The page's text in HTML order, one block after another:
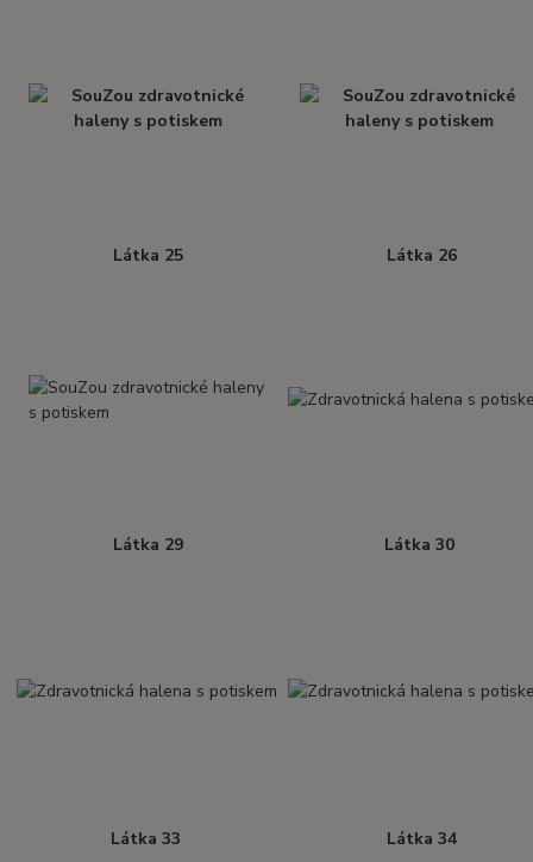
Látka 25 Látka 26
Látka 29 Látka 30
Látka 33 Látka 34